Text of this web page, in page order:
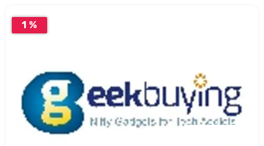
1 %